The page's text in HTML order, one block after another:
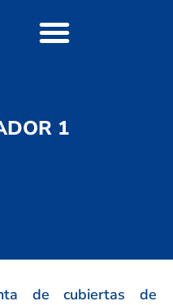
1
de cubiertas de